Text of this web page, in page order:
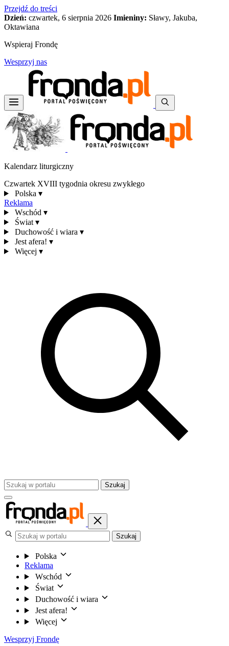
Przejdź do treści
Dzień: czwartek, 6 sierpnia 2026 Imieniny: Sławy, Jakuba,
Oktawiana
Wspieraj Frondę
Wesprzyj nas
Kalendarz liturgiczny
Czwartek XVIII tygodnia okresu zwykłego
Polska ▾
Reklama
Wschód ▾
Świat ▾
Duchowość i wiara ▾
Jest afera! ▾
Więcej ▾
Szukaj
Szukaj
Polska
Reklama
Wschód
Świat
Duchowość i wiara
Jest afera!
Więcej
Wesprzyj Frondę